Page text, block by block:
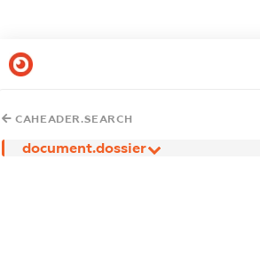
CAHEADER.SEARCH
document.dossier